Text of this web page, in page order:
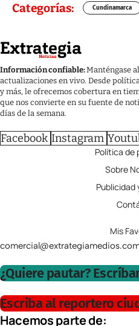
Categorías: Cundinamarca
Información confiable:Manténgase
actualizaciones en vivo. Desde
y más, le ofrecemos cobertura en
que nos convierte en su fuente de
días de la semana.
Facebook Instagram
Política de
Sobre
Publicidad
Mis
¿Quiere pautar?
Escriba al reportero
Hacemos parte de: